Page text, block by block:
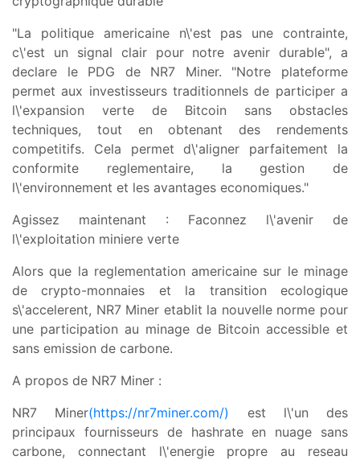
"La politique americaine n\'est pas une contrainte,
c\'est un signal clair pour notre avenir durable", a
declare le PDG de NR7 Miner. "Notre plateforme
permet aux investisseurs traditionnels de participer a
l\'expansion verte de Bitcoin sans obstacles
techniques, tout en obtenant des rendements
competitifs. Cela permet d\'aligner parfaitement la
conformite reglementaire, la gestion de
l\'environnement et les avantages economiques."
Agissez maintenant : Faconnez l\'avenir de
l\'exploitation miniere verte
Alors que la reglementation americaine sur le minage
de crypto-monnaies et la transition ecologique
s\'accelerent, NR7 Miner etablit la nouvelle norme pour
une participation au minage de Bitcoin accessible et
sans emission de carbone.
A propos de NR7 Miner :
NR7 Miner(https://nr7miner.com/)
est l\'un des
principaux fournisseurs de hashrate en nuage sans
carbone, connectant l\'energie propre au reseau